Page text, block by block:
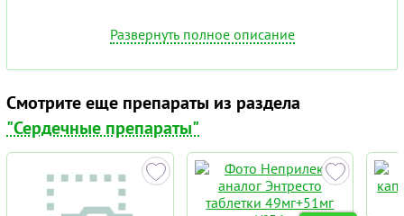
Развернуть полное описание
Смотрите еще препараты из раздела
"Сердечные препараты"